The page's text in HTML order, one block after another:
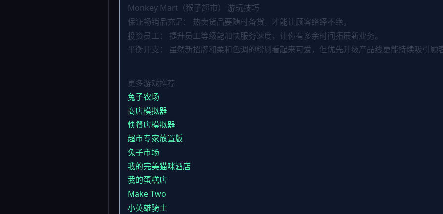
Monkey Mart（猴子超市） 游玩技巧
保证畅销品充足： 热卖货品要随时备货，才能让顾客络绎不绝。
投资员工： 提升员工等级能加快服务速度，让你有多余时间拓展新业务。
平衡开支： 虽然新招牌和柔和色调的粉刷看起来可爱，但优先升级产品线更能持续吸引顾
更多游戏推荐
兔子农场
商店模拟器
快餐店模拟器
超市专家放置版
兔子市场
我的完美猫咪酒店
我的蛋糕店
Make Two
小英雄骑士